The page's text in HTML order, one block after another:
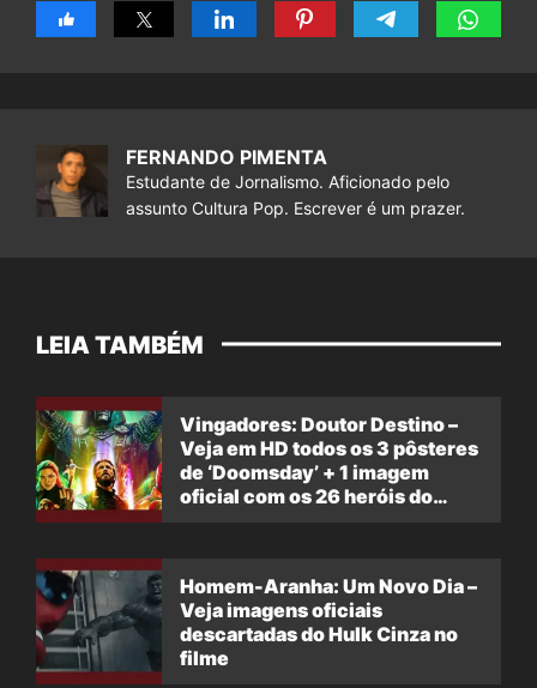
FERNANDO PIMENTA
Estudante de Jornalismo. Aficionado pelo
assunto Cultura Pop. Escrever é um prazer.
LEIA TAMBÉM
Vingadores: Doutor Destino –
Veja em HD todos os 3 pôsteres
de ‘Doomsday’ + 1 imagem
oficial com os 26 heróis do
Homem-Aranha: Um Novo Dia –
Veja imagens oficiais
descartadas do Hulk Cinza no
filme